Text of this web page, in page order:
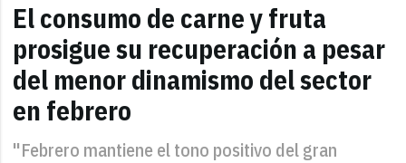
El consumo de carne y fruta
prosigue su recuperación a pesar
del menor dinamismo del sector
en febrero
"Febrero mantiene el tono positivo del gran